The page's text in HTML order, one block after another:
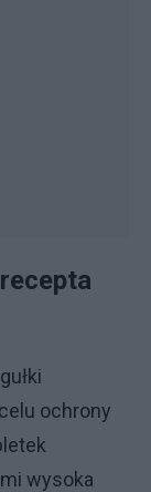
ochrony
wysoka